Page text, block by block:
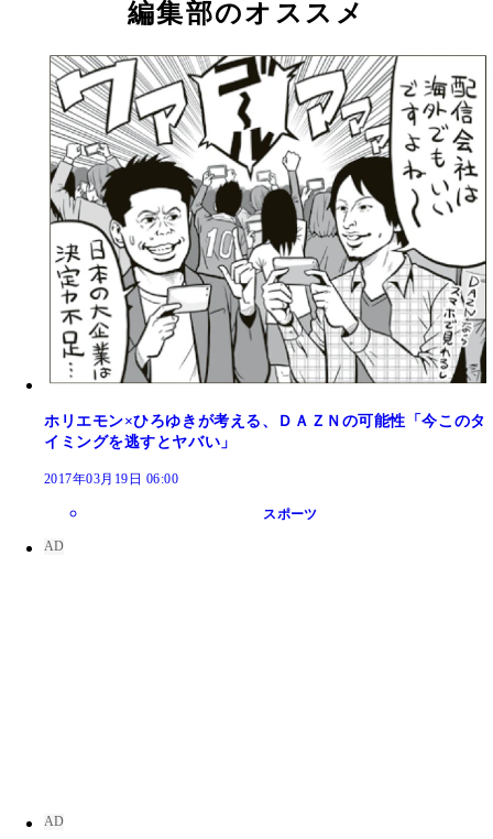
編集部のオススメ
ホリエモン×ひろゆきが考える、ＤＡＺＮの可能性「今このタ
イミングを逃すとヤバい」
2017年03月19日 06:00
スポーツ